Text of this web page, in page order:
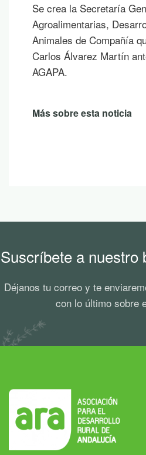
Se crea la Secretaría
Agroalimentarias,
Animales de Compañía
Carlos Álvarez Martín
AGAPA.
Más sobre esta noticia
Suscríbete a nuestro
Déjanos tu correo y te
con lo último sobre